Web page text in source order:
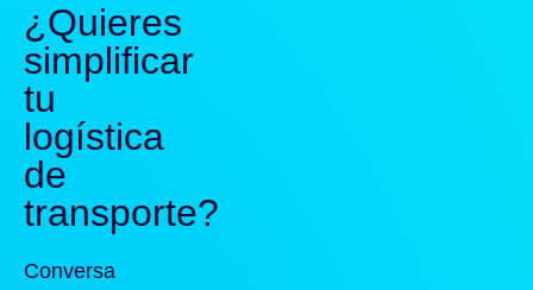
¿Quieres
simplificar
tu
logística
de
transporte?
Conversa